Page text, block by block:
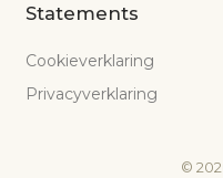
Statements
Cookieverklaring
Privacyverklaring
©